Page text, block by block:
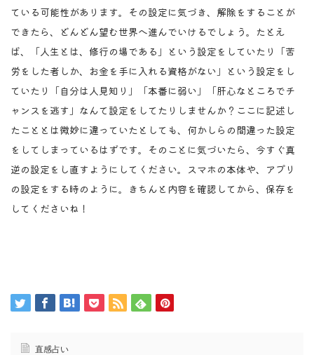
ている可能性があります。その設定に気づき、解除をすることが
できたら、どんどん望む世界へ進んでいけるでしょう。たとえ
ば、「人生とは、修行の場である」という設定をしていたり「苦
労をした者しか、お金を手に入れる資格がない」という設定をし
ていたり「自分は人見知り」「本番に弱い」「肝心なところでチ
ャンスを逃す」なんて設定をしてたりしませんか？ここに記述し
たこととは微妙に違っていたとしても、何かしらの間違った設定
をしてしまっているはずです。そのことに気づいたら、今すぐ真
逆の設定をし直すようにしてください。スマホの本体や、アプリ
の設定をする時のように。きちんと内容を確認してから、保存を
してくださいね！
直感占い